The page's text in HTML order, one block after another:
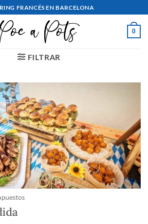
FRANCÉS EN BARCELONA
0
FILTRAR